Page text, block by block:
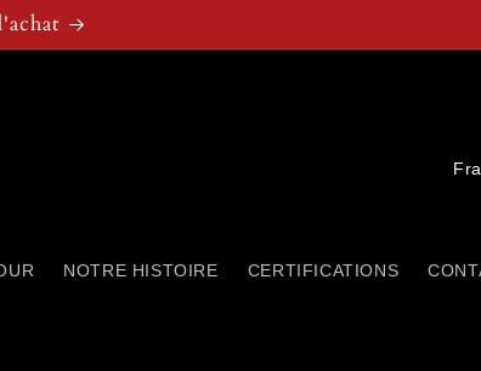
NOTRE HISTOIRE CERTIFICATIONS
L
n